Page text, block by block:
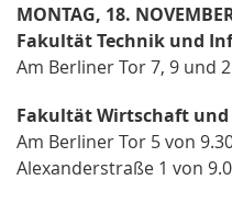
MONTAG, 18.
Fakultät Technik und
Am Berliner Tor 7, 9 und
Fakultät Wirtschaft und
Am Berliner Tor 5 von
Alexanderstraße 1 von